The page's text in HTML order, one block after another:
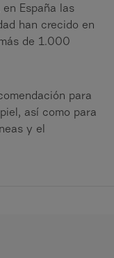
España las
han crecido en
de 1.000
para
así como para
y el